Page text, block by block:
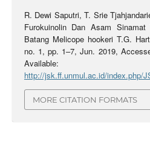
R. Dewi Saputri, T. Srie
Furokuinolin Dan Asam Sinamat
Batang Melicope hookeri T.G.
no. 1, pp. 1–7, Jun. 2019,
Available:
http://jsk.ff.unmul.ac.id/index.php/
MORE CITATION FORMATS